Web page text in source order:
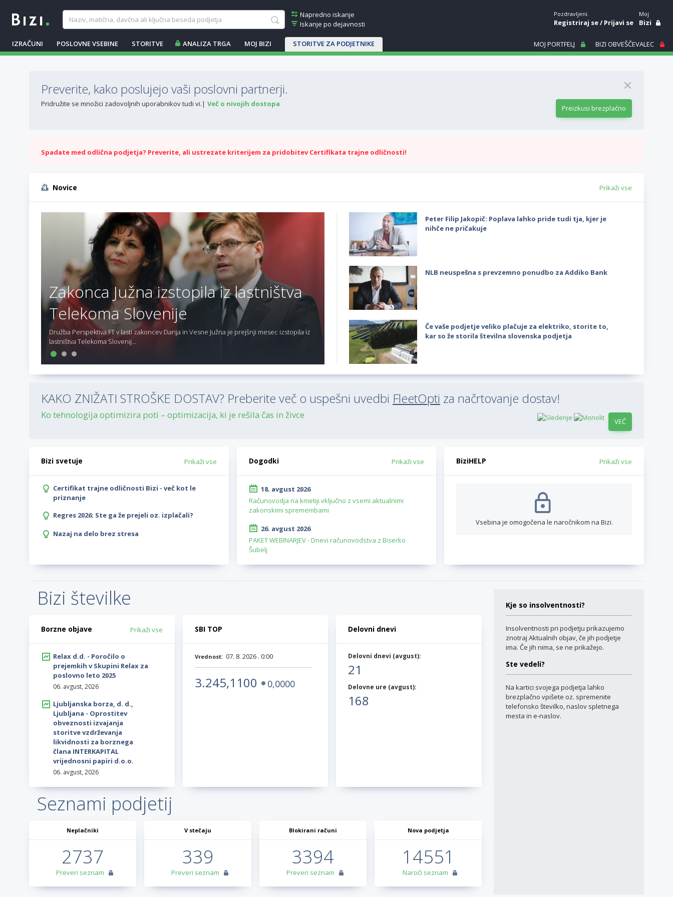
Napredno iskanje
Iskanje po dejavnosti
IZRAČUNI POSLOVNE VSEBINE STORITVE ANALIZA TRGA MOJ BIZI STORITVE ZA PODJETNIKE
Pozdravljeni.
Registriraj se/Prijavi se
Moj
Bizi
MOJ PORTFELJ BIZI OBVEŠČEVALEC
Preverite, kako poslujejo vaši poslovni partnerji.
Pridružite se množici zadovoljnih uporabnikov tudi vi. Več o nivojih dostopa Preizkusi brezplačno
Spadate med odlična podjetja? Preverite, ali ustrezate kriterijem za pridobitev Certifikata trajne odličnosti!
Novice Prikaži vse
Zakonca Južna izstopila iz lastništva
Telekoma Slovenije
Družba Perspektiva FT v lasti zakoncev Darija in Vesne Južna je prejšnji mesec izstopila iz
lastništva Telekoma Slovenij...
Peter Filip Jakopič: Poplava lahko pride tudi tja, kjer je
nihče ne pričakuje
NLB neuspešna s prevzemno ponudbo za Addiko Bank
Če vaše podjetje veliko plačuje za elektriko, storite to,
kar so že storila številna slovenska podjetja
KAKO ZNIŽATI STROŠKE DOSTAV? Preberite več o uspešni uvedbi FleetOpti za načrtovanje dostav!
Ko tehnologija optimizira poti – optimizacija, ki je rešila čas in živce
VEČ
Bizi svetuje Prikaži vse
Certifikat trajne odličnosti Bizi - več kot le
priznanje
Regres 2026: Ste ga že prejeli oz. izplačali?
Nazaj na delo brez stresa
Dogodki Prikaži vse
18. avgust 2026
Računovodja na kmetiji vključno z vsemi aktualnimi
zakonskimi spremembami
26. avgust 2026
PAKET WEBINARJEV - Dnevi računovodstva z Biserko
Šubelj
BiziHELP Prikaži vse
Vsebina je omogočena le naročnikom na Bizi.
Bizi številke
Borzne objave Prikaži vse
Relax d.d. - Poročilo o
prejemkih v Skupini Relax za
poslovno leto 2025
06. avgust, 2026
Ljubljanska borza, d. d.,
Ljubljana - Oprostitev
obveznosti izvajanja
storitve vzdrževanja
likvidnosti za borznega
člana INTERKAPITAL
vrijednosni papiri d.o.o.
06. avgust, 2026
SBI TOP
Vrednost: 07. 8. 2026 . 0:00
3.245,1100 0,0000
Delovni dnevi
Delovni dnevi (avgust):
21
Delovne ure (avgust):
168
Seznami podjetij
Neplačniki
2737
Preveri seznam
V stečaju
339
Preveri seznam
Blokirani računi
3394
Preveri seznam
Nova podjetja
14551
Naroči seznam
Kje so insolventnosti?
Insolventnosti pri podjetju prikazujemo
znotraj Aktualnih objav, če jih podjetje
ima. Če jih nima, se ne prikažejo.
Ste vedeli?
Na kartici svojega podjetja lahko
brezplačno vpišete oz. spremenite
telefonsko številko, naslov spletnega
mesta in e-naslov.